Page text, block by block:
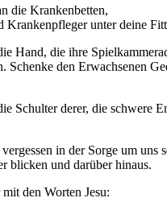
die Krankenbetten,
Krankenpfleger unter deine
Hand, die ihre
Schenke den Erwachsenen
Schulter derer, die schwere
in der Sorge um uns
blicken und darüber hinaus.
den Worten Jesu: